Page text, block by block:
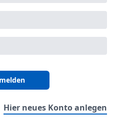
Hier neues Konto anlegen